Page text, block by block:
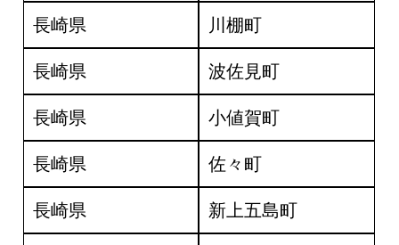
長崎県 川棚町
長崎県 波佐見町
長崎県 小値賀町
長崎県 佐々町
長崎県 新上五島町